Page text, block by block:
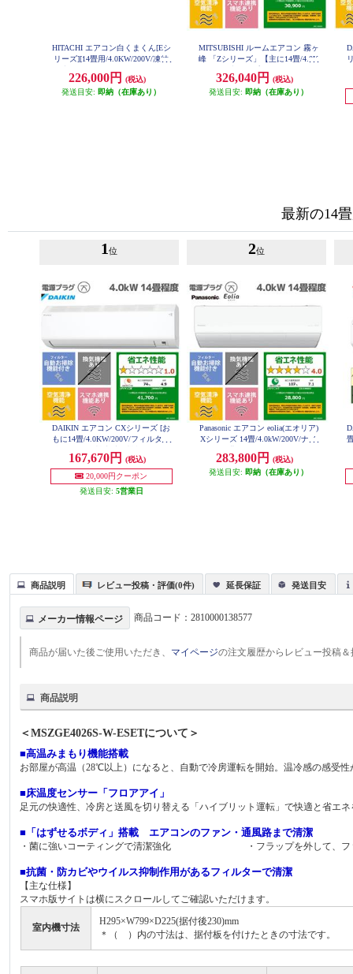
HITACHI エアコン白くまくん[Eシ
リーズ][14畳用/4.0KW/200V/凍結
226,000円
(税込)
発送目安: 即納（在庫あり）
MITSUBISHI ルームエアコン 霧ヶ
峰 「Zシリーズ」【主に14畳/4.0K
エモコテック搭載/2026年モデル】
MSZ-ZW4026S-W-ESET
326,040円
(税込)
発送目安: 即納（在庫あり）
最新の14
1 位
DAIKIN エアコン CXシリーズ [お
もに14畳/4.0KW/200V/フィルター
モデル] S406ATCP-W-ESET
167,670円
(税込)
20,000円クーポン
発送目安: 5営業日
2位
Panasonic エアコン eolia(エオリア)
Xシリーズ 14畳/4.0kW/200V/ナノ
付/W/2026年度 CS-X406D2-ESET
283,800円
(税込)
発送目安: 即納（在庫あり）
商品説明 レビュー投稿・評価(0件) 延長保証 発送目安
メーカー情報ページ 商品コード：2810000138577
商品が届いた後ご使用いただき、 マイページの注文履歴からレビュー投稿
商品説明
＜MSZGE4026S-W-ESETについて＞
■高温みまもり機能搭載
お部屋が高温（28℃以上）になると、自動で冷房運転を開始。温冷感の感受
■床温度センサー「フロアアイ」
足元の快適性、冷房と送風を切り替える「ハイブリット運転」で快適と省エネ
■「はずせるボディ」搭載 エアコンのファン・通風路まで清潔
・菌に強いコーティングで清潔強化 ・フラップを外して、ファン
■抗菌・防カビやウイルス抑制作用があるフィルターで清潔
【主な仕様】
スマホ版サイトは横にスクロールしてご確認いただけます。
室内機寸法
H295×W799×D225(据付後230)mm
＊（ ）内の寸法は、据付板を付けたときの寸法です。